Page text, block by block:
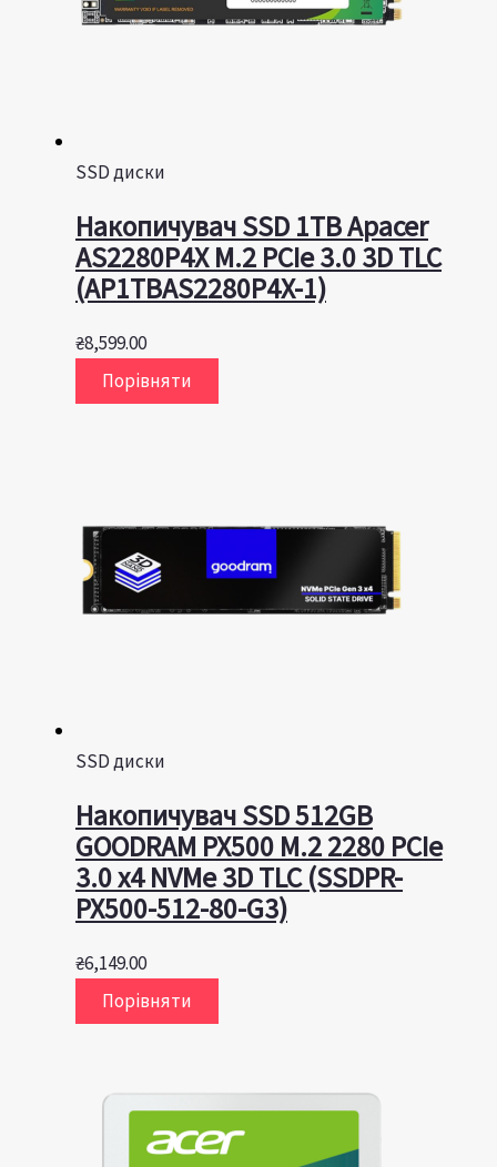
SSD диски
Накопичувач SSD 1TB Apacer
AS2280P4X M.2 PCIe 3.0 3D TLC
(AP1TBAS2280P4X-1)
₴8,599.00
Порівняти
SSD диски
Накопичувач SSD 512GB
GOODRAM PX500 M.2 2280 PCIe
3.0 x4 NVMe 3D TLC (SSDPR-
PX500-512-80-G3)
₴6,149.00
Порівняти